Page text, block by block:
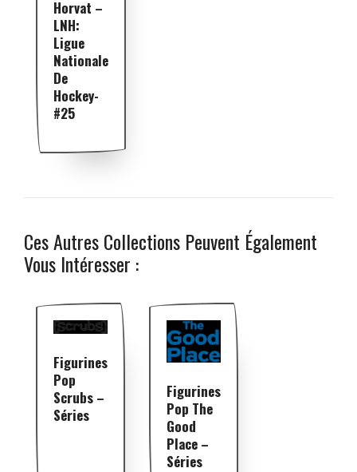
Horvat –
LNH:
Ligue
Nationale
De
Hockey-
#25
Ces Autres Collections Peuvent Également
Vous Intéresser :
Figurines
Pop
Scrubs –
Séries
Figurines
Pop The
Good
Place –
Séries